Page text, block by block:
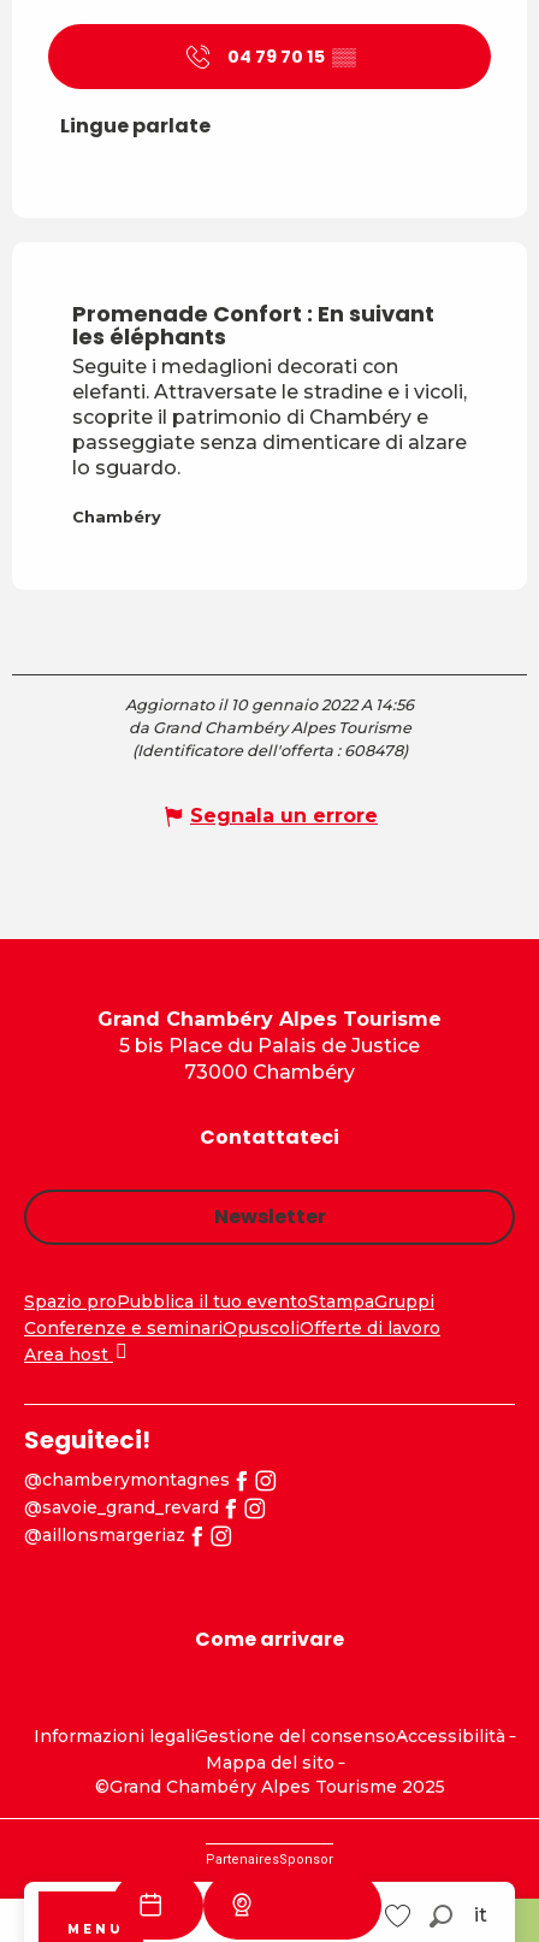
MENU
it
04 79 70 15 ▒▒
Lingue parlate
Lingue parlate
Promenade Confort : En suivant
les éléphants
Seguite i medaglioni decorati con
elefanti. Attraversate le stradine e i vicoli,
scoprite il patrimonio di Chambéry e
passeggiate senza dimenticare di alzare
lo sguardo.
Chambéry
Aggiornato il 10 gennaio 2022 A 14:56
da Grand Chambéry Alpes Tourisme
(Identificatore dell'offerta : 608478)
Segnala un errore
Grand Chambéry Alpes Tourisme
5 bis Place du Palais de Justice
73000 Chambéry
Contattateci
Newsletter
Spazio proPubblica il tuo eventoStampaGruppi
Conferenze e seminariOpuscoliOfferte di lavoro
Area host
Seguiteci!
@chamberymontagnes
@savoie_grand_revard
@aillonsmargeriaz
Come arrivare
Informazioni legaliGestione del consensoAccessibilità
Mappa del sito
©Grand Chambéry Alpes Tourisme 2025
PartenairesSponsor